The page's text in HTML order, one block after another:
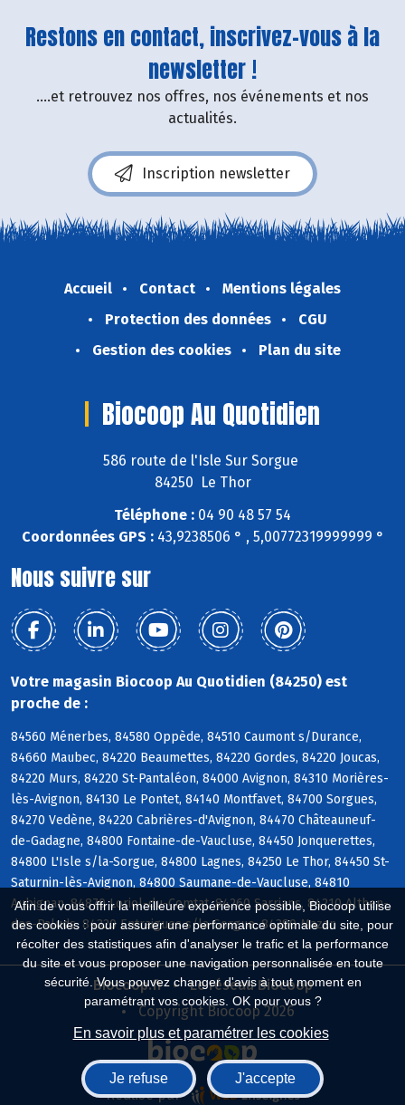
Afin de vous offrir la meilleure expérience possible, Biocoop utilise
des cookies : pour assurer une performance optimale du site, pour
récolter des statistiques afin d'analyser le trafic et la performance
du site et vous proposer une navigation personnalisée en toute
sécurité. Vous pouvez changer d'avis à tout moment en
paramétrant vos cookies. OK pour vous ?
En savoir plus et paramétrer les cookies
Je refuse J'accepte
Restons en contact, inscrivez-vous à la
newsletter !
....et retrouvez nos offres, nos événements et nos
actualités.
Inscription newsletter
Accueil Contact
Mentions légales
Protection des données
CGU
Gestion des cookies
Plan du site
Biocoop Au Quotidien
586 route de l'Isle Sur Sorgue
84250 Le Thor
Téléphone : 04 90 48 57 54
Coordonnées GPS :43,9238506 ° , 5,00772319999999 °
Nous suivre sur
Votre magasin Biocoop Au Quotidien (84250) est
proche de :
84560 Ménerbes, 84580 Oppède, 84510 Caumont s/Durance,
84660 Maubec, 84220 Beaumettes, 84220 Gordes, 84220 Joucas,
84220 Murs, 84220 St-Pantaléon, 84000 Avignon, 84310 Morières-
lès-Avignon, 84130 Le Pontet, 84140 Montfavet, 84700 Sorgues,
84270 Vedène, 84220 Cabrières-d'Avignon, 84470 Châteauneuf-
de-Gadagne, 84800 Fontaine-de-Vaucluse, 84450 Jonquerettes,
84800 L'Isle s/la-Sorgue, 84800 Lagnes, 84250 Le Thor, 84450 St-
Saturnin-lès-Avignon, 84800 Saumane-de-Vaucluse, 84810
Aubignan, 84870 Loriol-du-Comtat, 84260 Sarrians, 84210 Althen-
des-Paluds, 84320 Entraigues s/la-Sorgue, 84380 Mazan
Biocoop.fr
Le réseau Biocoop
Copyright Biocoop 2026
Réalisé par